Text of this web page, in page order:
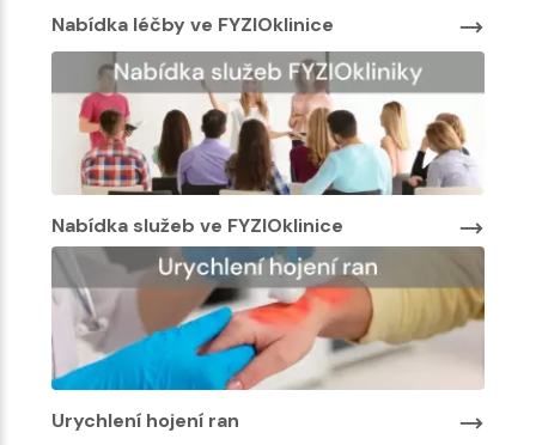
Nabídka léčby ve FYZIOklinice
Nabídka služeb ve FYZIOklinice
Urychlení hojení ran